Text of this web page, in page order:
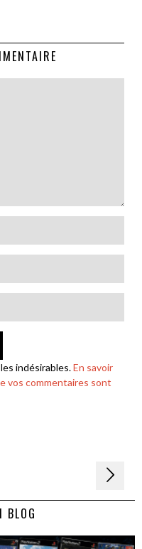
indésirables.En savoir
vos commentaires sont
BLOG